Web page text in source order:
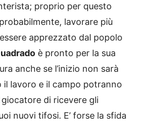
proprio per questo
lavorare più
apprezzato dal popolo
è pronto per la sua
anche se l’inizio non sarà
il lavoro e il campo potranno
di ricevere gli
nuovi tifosi. E’ forse la sfida